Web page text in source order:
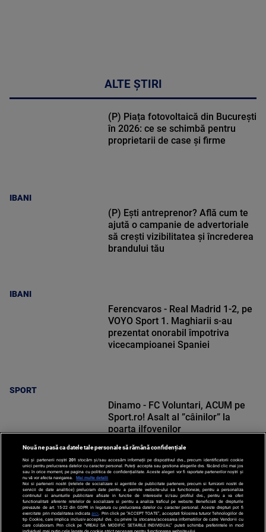
ALTE ȘTIRI
IBANI
(P) Piața fotovoltaică din București
în 2026: ce se schimbă pentru
proprietarii de case și firme
IBANI
(P) Ești antreprenor? Află cum te
ajută o campanie de advertoriale
să crești vizibilitatea și încrederea
brandului tău
SPORT
Ferencvaros - Real Madrid 1-2, pe
VOYO Sport 1. Maghiarii s-au
prezentat onorabil împotriva
vicecampioanei Spaniei
SPORT
Dinamo - FC Voluntari, ACUM pe
Sport.ro! Asalt al ”câinilor” la
poarta ilfovenilor
Nouă ne pasă ca datele tale personale să rămână confidențiale
Noi și partenerii noștri 201 stocăm și/sau accesăm informații pe dispozitivul dvs., precum identificatorii cookie
unici pentru prelucrarea datelor cu caracter personal. Puteți accepta sau gestiona alegerile dvs. făcând clic mai jos
sau în orice moment, pe pagina cu politica de confidențialitate. Aceste alegeri vor fi raportate partenerilor noștri și
nu vă vor afecta navigarea.
Mai multe detalii
Noi si partenerii nostri (retelele de socializare si agentiile de publicitate partenere, precum si furnizorii nostri de
servicii de date analitice) prelucram date pentru a permite website-ului sa functioneze, pentru a personaliza
continutul si anunturile publicitare afisate in functie de interesele si/sau profilul dvs., pentru a va oferi
functionalitati aferente retelelor de socializare si pentru a analiza traficul pe website. Beneficiati de drepturile
prevazute de art. 15-22 din GDPR in legatura cu prelucrarea datelor cu caracter personal. Aceste drepturi pot fi
exercitate prin modalitatea indicataaici . Prin click pe “ACCEPT TOATE”, acceptati folosirea tuturor Tehnologiilor de
tip Cookie, care implica inclusiv acceptul dvs. cu privire la stocarea/accesarea informatiilor de catre Vendor-ii cu
care colaboram. Prin click pe “VREAU SA MODIFIC SETARILE INDIVIDUAL” puteti schimba preferintele in mod
individual, mai putin cele legate de cookie strict necesare pentru functionarea website-ului.